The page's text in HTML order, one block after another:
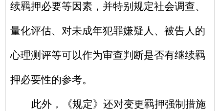
续羁押必要等因素，并特别规定社会调查、
量化评估、对未成年犯罪嫌疑人、被告人的
心理测评等可以作为审查判断是否有继续羁
押必要性的参考。
此外，《规定》还对变更羁押强制措施